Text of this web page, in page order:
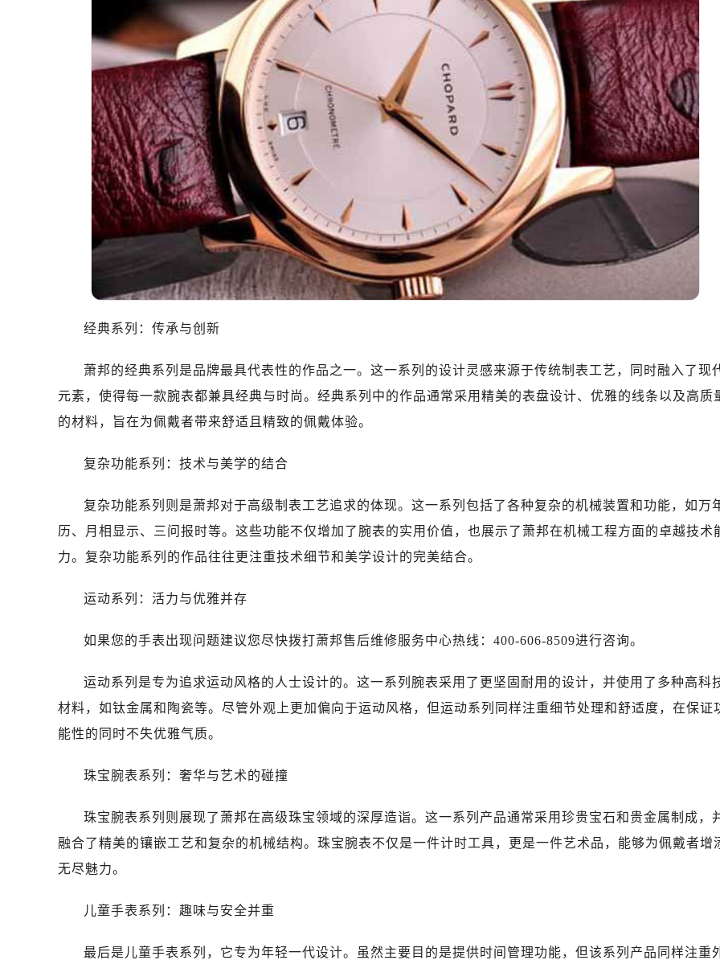
经典系列：传承与创新
萧邦的经典系列是品牌最具代表性的作品之一。这一系列的设计灵感来源于传统制表工艺，同时融入了现
元素，使得每一款腕表都兼具经典与时尚。经典系列中的作品通常采用精美的表盘设计、优雅的线条以及高质
的材料，旨在为佩戴者带来舒适且精致的佩戴体验。
复杂功能系列：技术与美学的结合
复杂功能系列则是萧邦对于高级制表工艺追求的体现。这一系列包括了各种复杂的机械装置和功能，如万
历、月相显示、三问报时等。这些功能不仅增加了腕表的实用价值，也展示了萧邦在机械工程方面的卓越技术
力。复杂功能系列的作品往往更注重技术细节和美学设计的完美结合。
运动系列：活力与优雅并存
如果您的手表出现问题建议您尽快拨打萧邦售后维修服务中心热线：400-606-8509进行咨询。
运动系列是专为追求运动风格的人士设计的。这一系列腕表采用了更坚固耐用的设计，并使用了多种高科
材料，如钛金属和陶瓷等。尽管外观上更加偏向于运动风格，但运动系列同样注重细节处理和舒适度，在保证
能性的同时不失优雅气质。
珠宝腕表系列：奢华与艺术的碰撞
珠宝腕表系列则展现了萧邦在高级珠宝领域的深厚造诣。这一系列产品通常采用珍贵宝石和贵金属制成，
融合了精美的镶嵌工艺和复杂的机械结构。珠宝腕表不仅是一件计时工具，更是一件艺术品，能够为佩戴者增
无尽魅力。
儿童手表系列：趣味与安全并重
最后是儿童手表系列，它专为年轻一代设计。虽然主要目的是提供时间管理功能，但该系列产品同样注重